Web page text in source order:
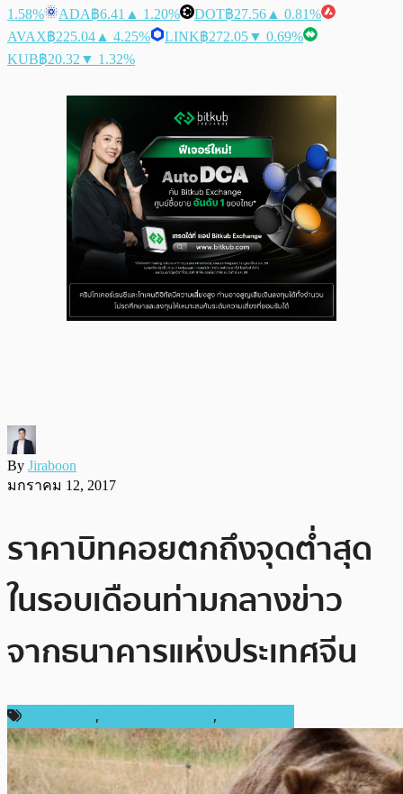
1.58%
ADA฿6.41 ▲ 1.20% DOT฿27.56 ▲ 0.81%
AVAX฿225.04 ▲ 4.25% LINK฿272.05▼ 0.69%
KUB฿20.32 ▼ 1.32%
By Jiraboon
มกราคม 12, 2017
ราคาบิทคอยตกถึงจุดต่ำสุด
ในรอบเดือนท่ามกลางข่าว
จากธนาคารแห่งประเทศจีน
, ,